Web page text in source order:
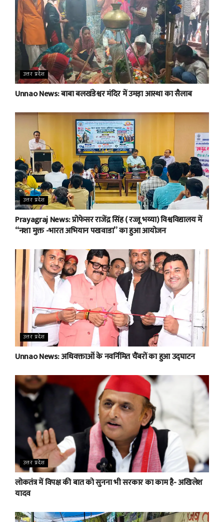
उत्तर प्रदेश
Unnao News: बाबा बलखंडेश्वर मंदिर में उमड़ा आस्था का सैलाब
उत्तर प्रदेश
Prayagraj News: प्रोफेसर राजेंद्र सिंह ( रज्जू भय्या) विश्वविद्यालय में
“नशा मुक्त -भारत अभियान पखवाडा” का हुआ आयोजन
उत्तर प्रदेश
Unnao News: अधिवक्ताओं के नवर्निमित चैंबरों का हुआ उद्घाटन
उत्तर प्रदेश
लोकतंत्र में विपक्ष की बात को सुनना भी सरकार का काम है- अखिलेश
यादव